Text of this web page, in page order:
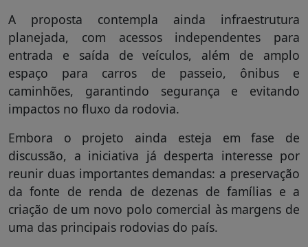
A proposta contempla ainda infraestrutura
planejada, com acessos independentes para
entrada e saída de veículos, além de amplo
espaço para carros de passeio, ônibus e
caminhões, garantindo segurança e evitando
impactos no fluxo da rodovia.
Embora o projeto ainda esteja em fase de
discussão, a iniciativa já desperta interesse por
reunir duas importantes demandas: a preservação
da fonte de renda de dezenas de famílias e a
criação de um novo polo comercial às margens de
uma das principais rodovias do país.